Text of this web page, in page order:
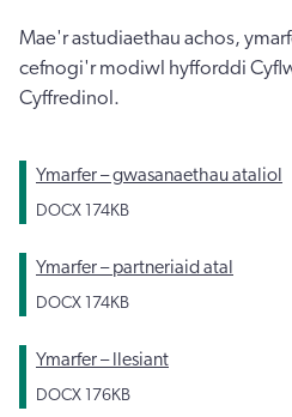
Mae'r astudiaethau achos,
cefnogi'r modiwl hyfforddi
Cyffredinol.
Ymarfer – gwasanaethau ataliol
DOCX 174KB
Ymarfer – partneriaid atal
DOCX 174KB
Ymarfer – llesiant
DOCX 176KB